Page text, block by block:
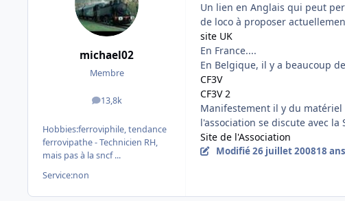
michael02
Membre
13,8k
messages
Hobbies:ferroviphile, tendance
ferrovipathe - Technicien RH,
mais pas à la sncf ...
Service:non
Un lien en Anglais qui peut
de loco à proposer
site UK
En France....
En Belgique, il y a beaucoup
CF3V
CF3V 2
Manifestement il y du
l'association se discute avec la
Site de l'Association
Modifié26 juillet 200818 ans